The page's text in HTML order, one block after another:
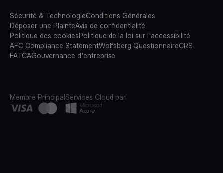
Sécurité & TechnologieConditions Générales
Déposer une PlainteAvis de confidentialité
Politique des cookiesPolitique de la loi sur l'accessibilité
AFC Compliance StatementWolfsberg QuestionnaireCRS
FATCAGouvernance d'entreprise
Membre PrincipalServices Cloud par